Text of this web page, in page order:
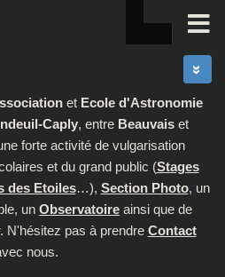
et Ecole d'Astronomie
Caply, entre Beauvais et
forte activité de vulgarisation
et du grand public (Stages
des Etoiles…), Section Photo, un
un Observatoire ainsi que de
N'hésitez pas à prendre Contact
nous.